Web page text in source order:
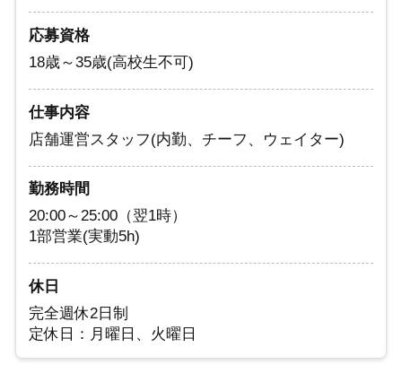
応募資格
18歳～35歳(高校生不可)
仕事内容
店舗運営スタッフ(内勤、チーフ、ウェイター)
勤務時間
20:00～25:00（翌1時）
1部営業(実動5h)
休日
完全週休2日制
定休日：月曜日、火曜日